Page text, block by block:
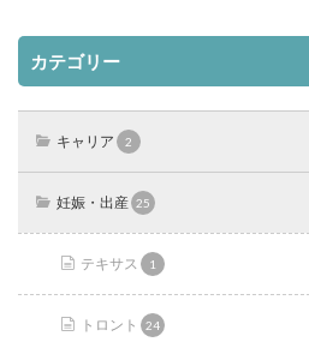
カテゴリー
キャリア 2
妊娠・出産 25
テキサス 1
トロント 24